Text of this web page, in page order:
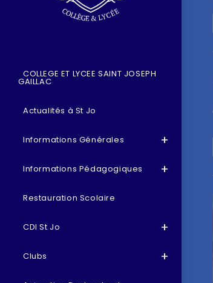
COLLEGE ET LYCEE SAINT JOSEPH
GAILLAC
Actualités à St Jo
Informations Générales
Informations Pédagogiques
Restauration Scolaire
CDI St Jo
Clubs